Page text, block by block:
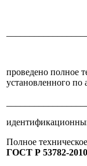
проведено полное
установленного по
Полное
ГОСТ Р 53782-2010